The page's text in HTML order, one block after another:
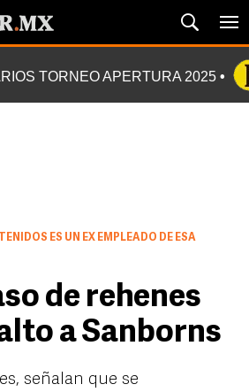
TORNEO APERTURA 2025
ES UN EX EMPLEADO DE ESA
de rehenes
a Sanborns
señalan que se